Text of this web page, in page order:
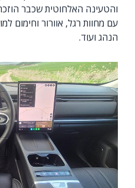
והטעינה האלחוטית שכבר
עם מחוות רגל, אוורור וחימום
הנהג ועוד.